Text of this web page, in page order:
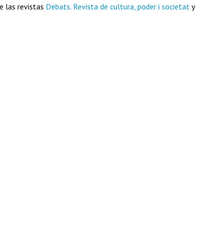
las revistas Debats. Revista de cultura, poder i societat y